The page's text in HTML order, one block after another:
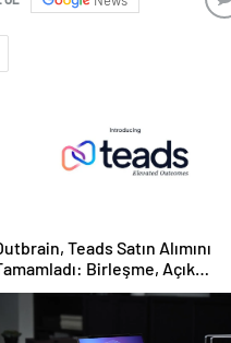
Teads Satın Alımını
Birleşme, Açık
için Tüm Kanallarda
Sonuç Odaklı Bir Platform
Oluşturuyor